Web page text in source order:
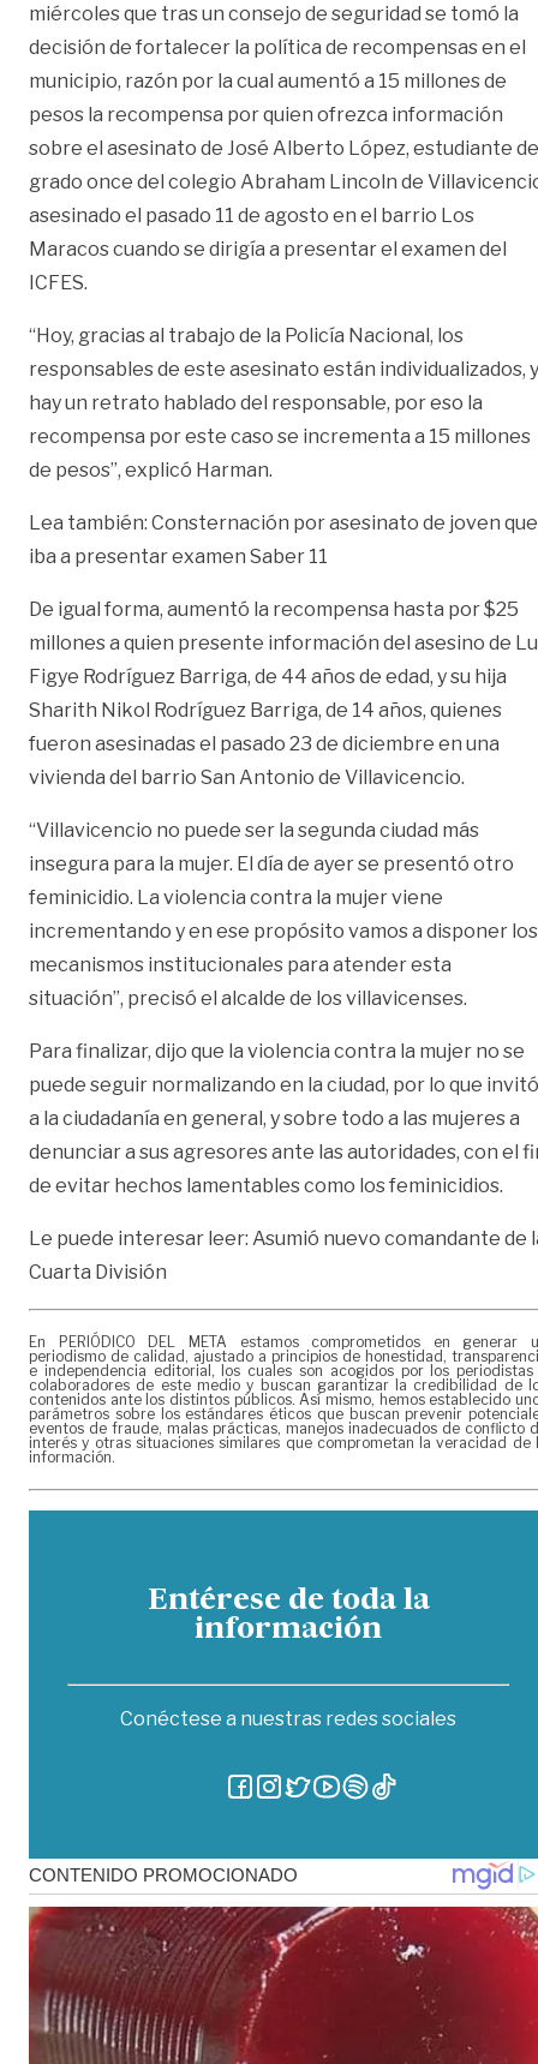
miércoles que tras un consejo de seguridad se tomó la
decisión de fortalecer la política de recompensas en el
municipio, razón por la cual aumentó a 15 millones de
pesos la recompensa por quien ofrezca información
sobre el asesinato de José Alberto López, estudiante de
grado once del colegio Abraham Lincoln de
asesinado el pasado 11 de agosto en el barrio Los
Maracos cuando se dirigía a presentar el examen del
ICFES.
“Hoy, gracias al trabajo de la Policía Nacional, los
responsables de este asesinato están individualizados, y
hay un retrato hablado del responsable, por eso la
recompensa por este caso se incrementa a 15 millones
de pesos”, explicó Harman.
Lea también: Consternación por asesinato de joven que
iba a presentar examen Saber 11
De igual forma, aumentó la recompensa hasta por $25
millones a quien presente información del asesino de
Figye Rodríguez Barriga, de 44 años de edad, y su hija
Sharith Nikol Rodríguez Barriga, de 14 años, quienes
fueron asesinadas el pasado 23 de diciembre en una
vivienda del barrio San Antonio de Villavicencio.
“Villavicencio no puede ser la segunda ciudad más
insegura para la mujer. El día de ayer se presentó otro
feminicidio. La violencia contra la mujer viene
incrementando y en ese propósito vamos a disponer los
mecanismos institucionales para atender esta
situación”, precisó el alcalde de los villavicenses.
Para finalizar, dijo que la violencia contra la mujer no se
puede seguir normalizando en la ciudad, por lo que invitó
a la ciudadanía en general, y sobre todo a las mujeres a
denunciar a sus agresores ante las autoridades, con el
de evitar hechos lamentables como los feminicidios.
Le puede interesar leer: Asumió nuevo comandante de
Cuarta División
En PERIÓDICO DEL META estamos comprometidos en generar
periodismo de calidad, ajustado a principios de honestidad,
e independencia editorial, los cuales son acogidos por los periodistas
colaboradores de este medio y buscan garantizar la credibilidad de
contenidos ante los distintos públicos. Así mismo, hemos establecido
parámetros sobre los estándares éticos que buscan prevenir
eventos de fraude, malas prácticas, manejos inadecuados de conflicto
interés y otras situaciones similares que comprometan la veracidad de
información.
Entérese de toda la
información
Conéctese a nuestras redes sociales